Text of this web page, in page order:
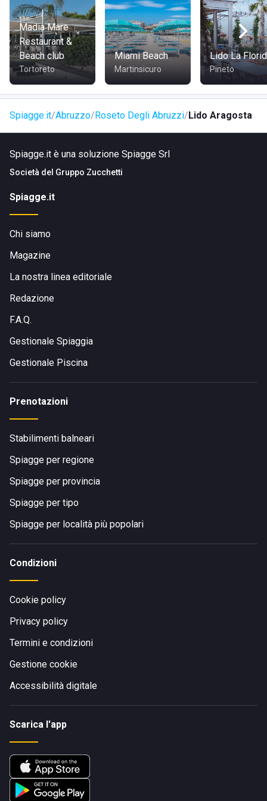
ricca sia di stabilimenti che di locali, hotel e ristoranti.Lo
stabilimento può contare su un ampio parcheggio
gratuito.
COME RAGGIUNGERE LIDO ARAGOSTA
Trento, al civico numero 20
percorrendo la Statale 16 Adriatica
Lo stabilimento può inoltre contare sulla
Riserva Naturale del Borsacchio
Adriatica.
Madia Mare
Restaurant &
Beach club
Tortoreto
Miami Beach
Martinsicuro
Lido La
Pineto
Spiagge.it Abruzzo Roseto Degli Abruzzi Lido Aragosta
Spiagge.it è una soluzione Spiagge Srl
Società del Gruppo Zucchetti
Spiagge.it
Chi siamo
Magazine
La nostra linea editoriale
Redazione
F.A.Q.
Gestionale Spiaggia
Gestionale Piscina
Prenotazioni
Stabilimenti balneari
Spiagge per regione
Spiagge per provincia
Spiagge per tipo
Spiagge per località più popolari
Condizioni
Cookie policy
Privacy policy
Termini e condizioni
Gestione cookie
Accessibilità digitale
Scarica l'app